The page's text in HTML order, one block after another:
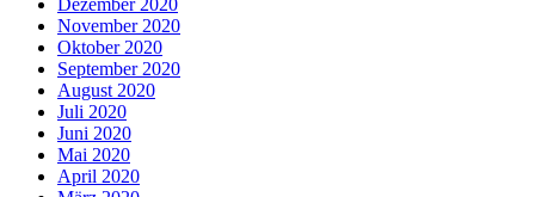
November 2020
Oktober 2020
September 2020
August 2020
Juli 2020
Juni 2020
Mai 2020
April 2020